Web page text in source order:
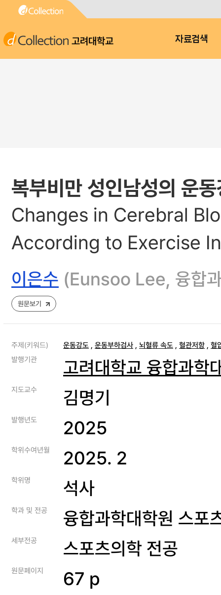
고려대학교 자료검색
복부비만 성인남성의 운
Changes in Cerebral
According to Exercise
이은수 (Eunsoo Lee, 융합
원문보기
주제(키워드) 운동강도 , 운동부하검사 , 뇌혈류 속도 , 혈관저항 , 혈
발행기관
고려대학교 융합과학
지도교수 김명기
발행년도 2025
학위수여년월 2025. 2
학위명 석사
학과 및 전공 융합과학대학원 스포
세부전공 스포츠의학 전공
원문페이지 67 p